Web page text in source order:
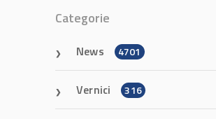
Categorie
News 4701
Vernici 316